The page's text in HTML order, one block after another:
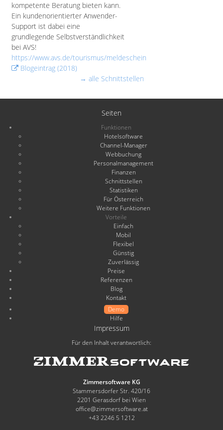
kompetente Beratung bieten kann.
Ein kundenorientierter Anwender-
Support ist dabei eine
grundlegende Selbstverständlichkeit
bei AVS!
https://www.avs.de/tourismus/meldeschein
Blogeintrag (2018)
→ alle Schnittstellen
Seiten
Funktionen
Hotelsoftware
Channel-Manager
Webbuchung
Personalmanagement
Finanzen
Schnittstellen
Statistiken
Für Österreich
Weitere Funktionen
Vorteile
Einfach
Mobil
Flexibel
Günstig
Zuverlässig
Preise
Referenzen
Blog
Kontakt
Demo
Hilfe
Impressum
Für den Inhalt verantwortlich:
Zimmersoftware KG
Stammersdorfer Str. 420/16
2201 Gerasdorf bei Wien
office@zimmersoftware.at
+43 2246 5 1212